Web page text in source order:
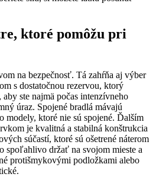
ktoré pomôžu pri
na bezpečnosť. Tá zahŕňa aj výber
s dostatočnou rezervou, ktorý
ste najmä počas intenzívneho
úraz. Spojené bradlá mávajú
modely, ktoré nie sú spojené. Ďalším
je kvalitná a stabilná konštrukcia
súčastí, ktoré sú ošetrené náterom
spoľahlivo držať na svojom mieste a
protišmykovými podložkami alebo